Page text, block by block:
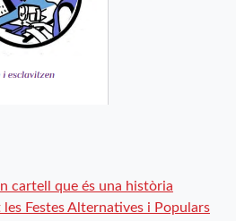
cartell que és una història
Festes Alternatives i Populars